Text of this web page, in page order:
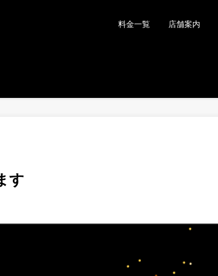
料金一覧 店舗案内
す